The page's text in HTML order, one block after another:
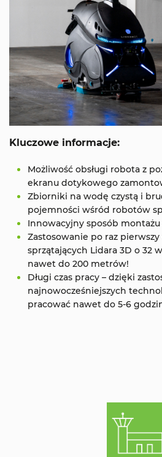
Kluczowe informacje:
Możliwość obsługi robota z
ekranu dotykowego
Zbiorniki na wodę czystą i
pojemności wśród robotów
Innowacyjny sposób montażu
Zastosowanie po raz
sprzątających Lidara 3D o 32
nawet do 200 metrów!
Długi czas pracy – dzięki
najnowocześniejszych
pracować nawet do 5-6